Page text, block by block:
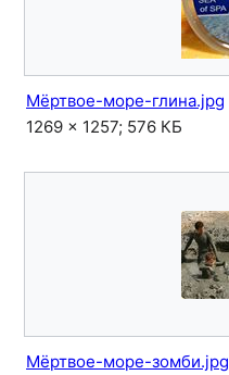
Мёртвое-море-глина.jpg
1269 × 1257; 576 КБ
Мёртвое-море-зомби.jpg